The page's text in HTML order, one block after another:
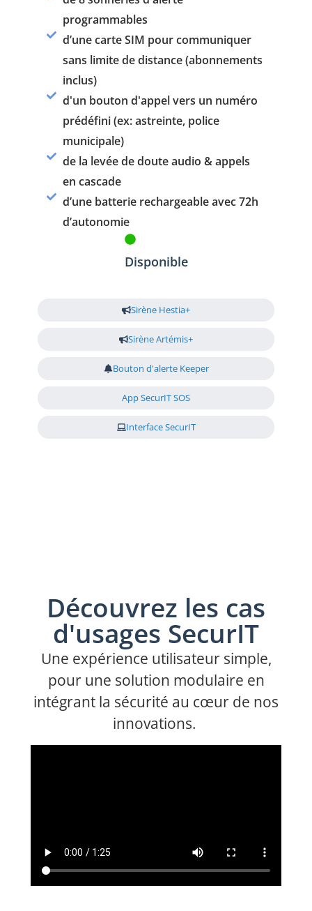
Sirène Hestia+
Sirène Artémis+
Bouton d'alerte Keeper
App SecurIT SOS
Interface SecurIT
programmables
d’une carte SIM pour communiquer
sans limite de distance (abonnements
inclus)
d'un bouton d'appel vers un numéro
prédéfini (ex: astreinte, police
municipale)
de la levée de doute audio & appels
en cascade
d’une batterie rechargeable avec 72h
d’autonomie
Disponible
Découvrez les cas
d'usages SecurIT
Une expérience utilisateur simple,
pour une solution modulaire en
intégrant la sécurité au cœur de nos
innovations.